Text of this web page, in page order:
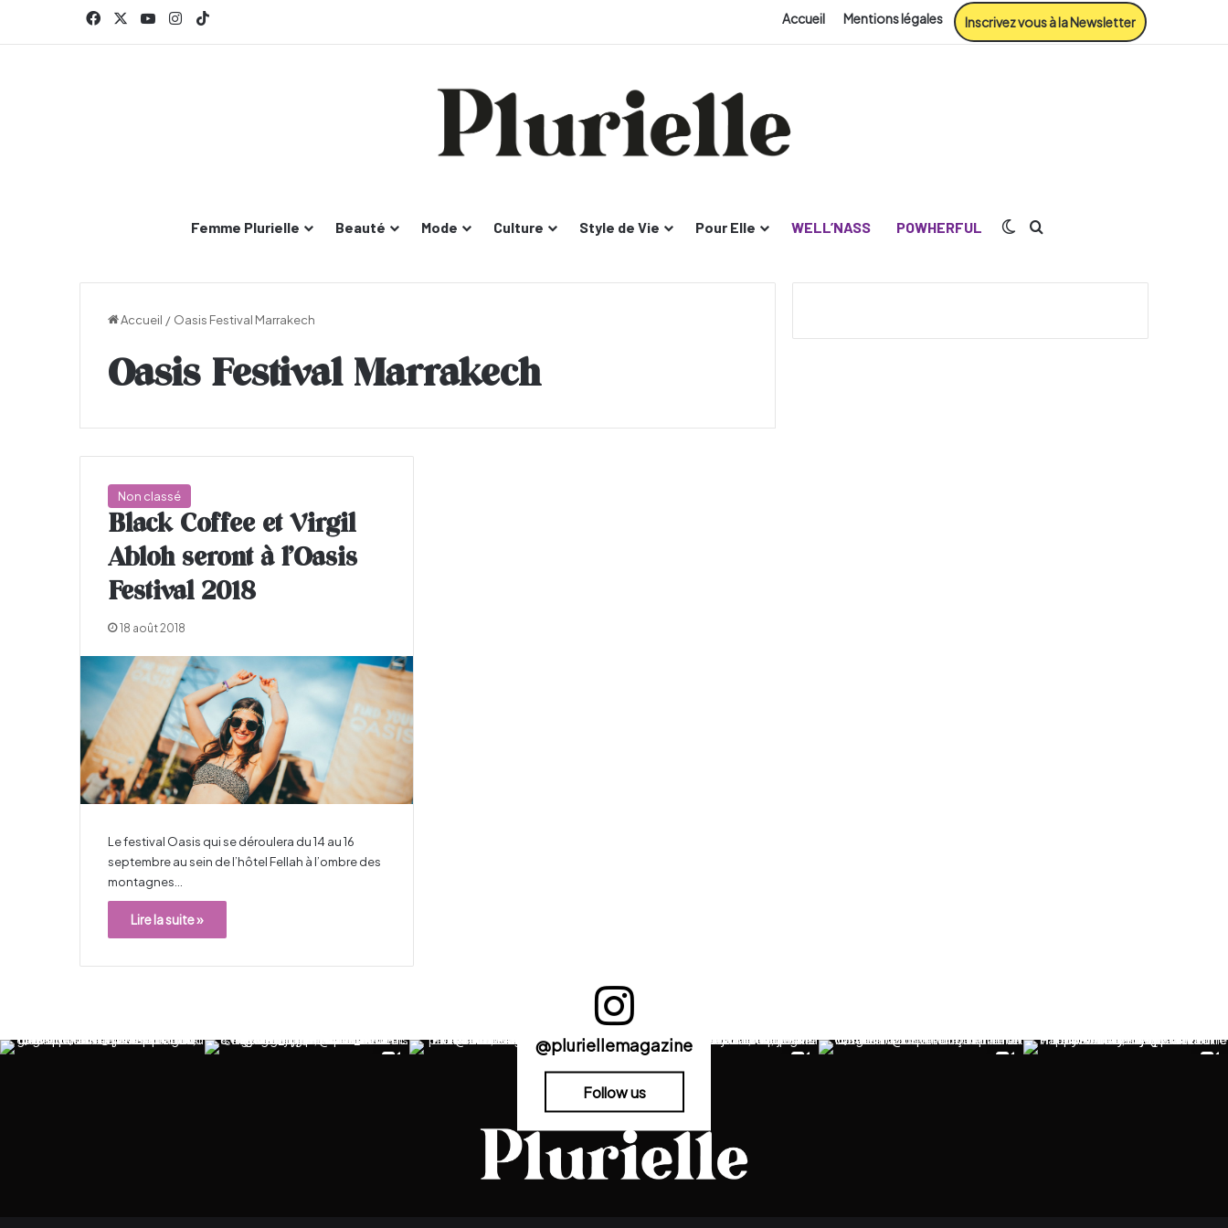
FacebookYouTubeInstagram Accueil Mentions légales Inscrivez vous à la Newsletter
Femme Plurielle Beauté Mode Culture Style de Vie Pour Elle WELL’NASS POWHERFUL Switch skin
Accueil / Oasis Festival Marrakech
Oasis Festival Marrakech
Non classé
Black Coffee et Virgil
Abloh seront à l’Oasis
Festival 2018
18 août 2018
Le festival Oasis qui se déroulera du 14 au 16
septembre au sein de l’hôtel Fellah à l’ombre des
montagnes…
Lire la suite »
@pluriellemagazine
Follow us